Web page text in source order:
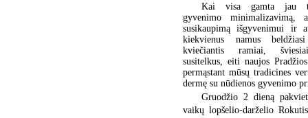
Kai visa gamta jau
gyvenimo minimalizavimą,
susikaupimą išgyvenimui ir
kiekvienus namus
kviečiantis ramiai,
susitelkus, eiti naujos
permąstant mūsų tradicines
dermę su nūdienos gyvenimo
Gruodžio 2 dieną
vaikų lopšelio-darželio